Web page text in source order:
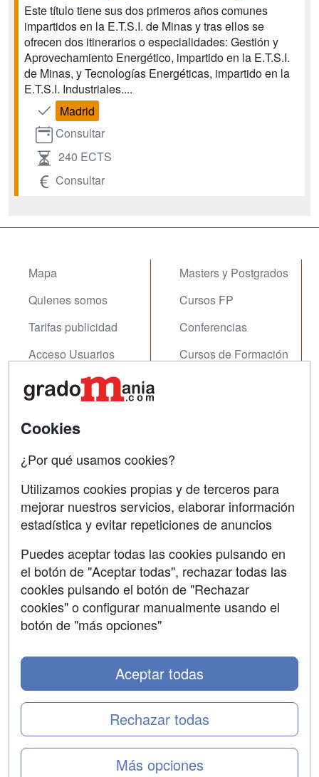
Este título tiene sus dos primeros años comunes
impartidos en la E.T.S.I. de Minas y tras ellos se
ofrecen dos itinerarios o especialidades: Gestión y
Aprovechamiento Energético, impartido en la E.T.S.I.
de Minas, y Tecnologías Energéticas, impartido en la
E.T.S.I. Industriales....
Madrid
Consultar
240 ECTS
Consultar
Mapa
Quienes somos
Tarifas publicidad
Acceso Usuarios
Acceso Centros
Masters y Postgrados
Cursos FP
Conferencias
Cursos de Formación
Contactar
Copyleft
Grupo formazion:
Copyright 2000-2026 Formazion Web, S.L. - Calle
Fermín Caballero, 62 - 28034 Madrid Tel: 91 533 70 78
Cookies
¿Por qué usamos cookies?
Utilizamos cookies propias y de terceros para
mejorar nuestros servicios, elaborar información
estadística y evitar repeticiones de anuncios
Puedes aceptar todas las cookies pulsando en
el botón de "Aceptar todas", rechazar todas las
cookies pulsando el botón de "Rechazar
cookies" o configurar manualmente usando el
botón de "más opciones"
Más opciones
Rechazar todas
Aceptar todas